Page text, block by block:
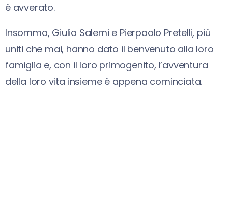
è avverato.
Insomma, Giulia Salemi e Pierpaolo Pretelli, più
uniti che mai, hanno dato il benvenuto alla loro
famiglia e, con il loro primogenito, l’avventura
della loro vita insieme è appena cominciata.